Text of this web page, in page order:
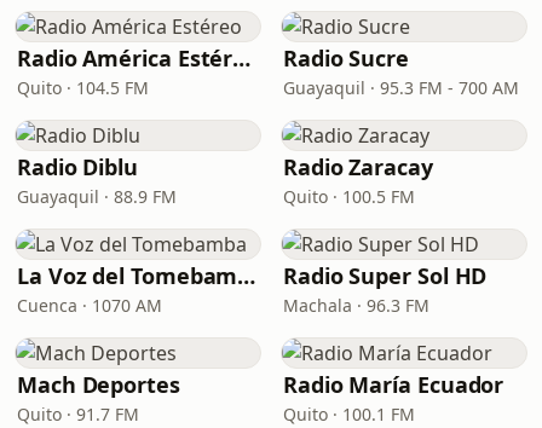
Radio América Estéreo
Quito · 104.5 FM
Radio Sucre
Guayaquil · 95.3 FM - 700 AM
Radio Diblu
Guayaquil · 88.9 FM
Radio Zaracay
Quito · 100.5 FM
La Voz del Tomebamba
Cuenca · 1070 AM
Radio Super Sol HD
Machala · 96.3 FM
Mach Deportes
Quito · 91.7 FM
Radio María Ecuador
Quito · 100.1 FM